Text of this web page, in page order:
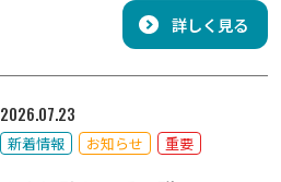
詳しく見る
2026.07.23
新着情報 お知らせ 重要